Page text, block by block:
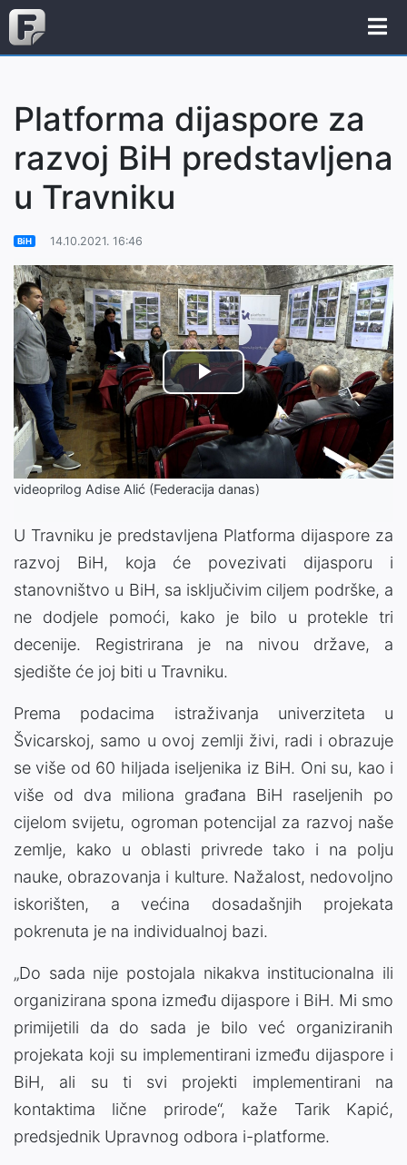
Platforma dijaspore za
razvoj BiH predstavljena
u Travniku
BiH 14.10.2021. 16:46
Play
Video
videoprilog Adise Alić (Federacija danas)
U Travniku je predstavljena Platforma dijaspore za
razvoj BiH, koja će povezivati dijasporu i
stanovništvo u BiH, sa isključivim ciljem podrške, a
ne dodjele pomoći, kako je bilo u protekle tri
decenije. Registrirana je na nivou države, a
sjedište će joj biti u Travniku.
Prema podacima istraživanja univerziteta u
Švicarskoj, samo u ovoj zemlji živi, radi i obrazuje
se više od 60 hiljada iseljenika iz BiH. Oni su, kao i
više od dva miliona građana BiH raseljenih po
cijelom svijetu, ogroman potencijal za razvoj naše
zemlje, kako u oblasti privrede tako i na polju
nauke, obrazovanja i kulture. Nažalost, nedovoljno
iskorišten, a većina dosadašnjih projekata
pokrenuta je na individualnoj bazi.
„Do sada nije postojala nikakva institucionalna ili
organizirana spona između dijaspore i BiH. Mi smo
primijetili da do sada je bilo već organiziranih
projekata koji su implementirani između dijaspore i
BiH, ali su ti svi projekti implementirani na
kontaktima lične prirode“, kaže Tarik Kapić,
predsjednik Upravnog odbora i-platforme.